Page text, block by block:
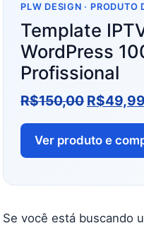
PLW DESIGN · PRODUTO
Template
WordPress
Profissional
R$150,00 R$49,99
Ver produto e
Se você está buscando